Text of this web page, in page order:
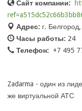
Сайт компании:
Адрес: г.
Часы работы: 24
Телефон:
+7 495
Zadarma - один из
же виртуальной АТС